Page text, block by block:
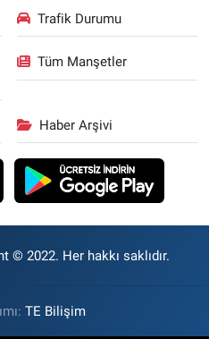
Trafik Durumu
Tüm Manşetler
Haber Arşivi
© 2022. Her hakkı saklıdır.
TE Bilişim